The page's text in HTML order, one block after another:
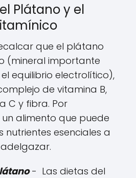
Plátano y el
que el plátano
(mineral importante
equilibrio electrolítico),
de vitamina B,
C y fibra. Por
un alimento que puede
esenciales a
- Las dietas del